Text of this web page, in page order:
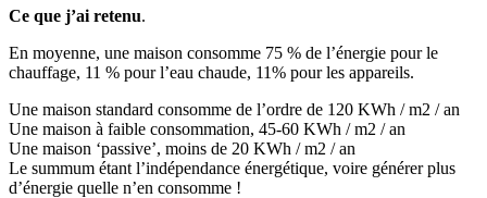
Ce que j’ai retenu.
En moyenne, une maison consomme 75 % de l’énergie pour le
chauffage, 11 % pour l’eau chaude, 11% pour les appareils.
Une maison standard consomme de l’ordre de 120 KWh / m2 / an
Une maison à faible consommation, 45-60 KWh / m2 / an
Une maison ‘passive’, moins de 20 KWh / m2 / an
Le summum étant l’indépendance énergétique, voire générer plus
d’énergie quelle n’en consomme !